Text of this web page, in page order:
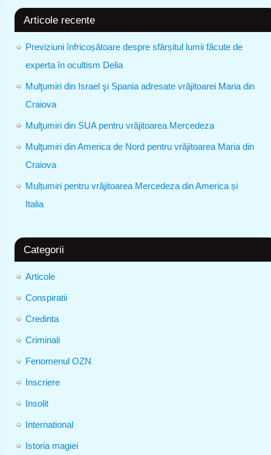
Articole recente
Previziuni înfricoșătoare despre sfârșitul lumii făcute de
experta în ocultism Delia
Mulţumiri din Israel şi Spania adresate vrăjitoarei Maria din
Craiova
Mulţumiri din SUA pentru vrăjitoarea Mercedeza
Mulţumiri din America de Nord pentru vrăjitoarea Maria din
Craiova
Mulțumiri pentru vrăjitoarea Mercedeza din America și
Italia
Categorii
Articole
Conspiratii
Credinta
Criminali
Fenomenul OZN
Inscriere
Insolit
International
Istoria magiei